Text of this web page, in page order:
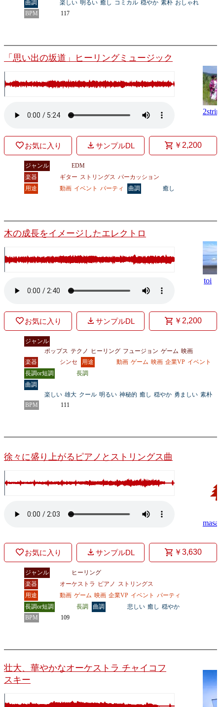
曲調 楽しい 明るい 癒し コミカル 穏やか 素朴 おしゃれ
BPM
117
「思い出の坂道」ヒーリングミュージック
お気に入り サンプルDL ￥2,200
ジャンル
EDM
楽器
ギター ストリングス パーカッション
用途
動画 イベント パーティ 曲調 癒し
木の成長をイメージしたエレクトロ
toi
お気に入り サンプルDL ￥2,200
ジャンル
ポップス テクノ ヒーリング フュージョン ゲーム 映画
楽器
シンセ 用途 動画 ゲーム 映画 企業VP イベント
長調or短調
長調
曲調
楽しい 雄大 クール 明るい 神秘的 癒し 穏やか 勇ましい 素朴
BPM
111
徐々に盛り上がるピアノとストリングス曲
masa
お気に入り サンプルDL ￥3,630
ジャンル
ヒーリング
楽器
オーケストラ ピアノ
ストリングス
用途
動画 ゲーム 映画 企業VP イベント パーティ
長調or短調
長調 曲調 悲しい 癒し 穏やか
BPM
109
壮大、華やかなオーケストラ チャイコフ
スキー